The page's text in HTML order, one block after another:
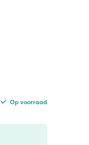
Op voorraad